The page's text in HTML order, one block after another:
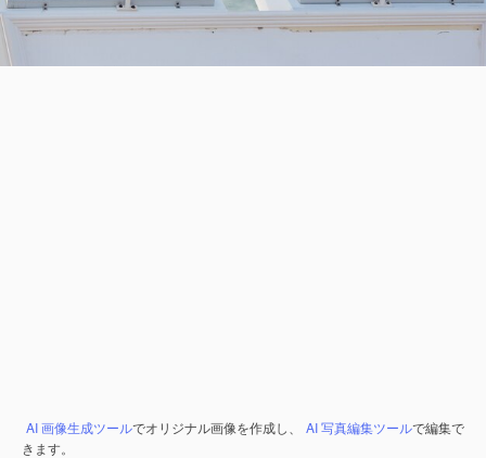
AI 画像生成ツールでオリジナル画像を作成し、 AI 写真編集ツールで編集で
きます。